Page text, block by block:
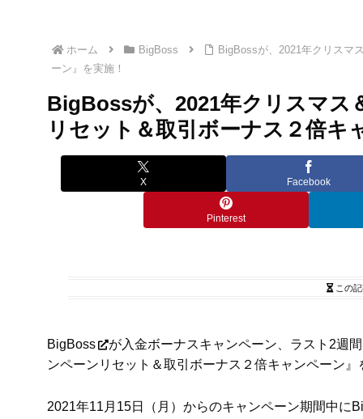
ホーム BigBoss
BigBossが、2021年クリスマ
ーン』を実施！
BigBossが、2021年クリスマス
リセット＆取引ボーナス２倍キ
X Facebook
Pinterest
この
BigBoss
が入金ボーナスキャンペーン、ラスト2週
ンペーンリセット＆取引ボーナス２倍キャンペーン』
2021年11月15日（月）からのキャンペーン期間中に